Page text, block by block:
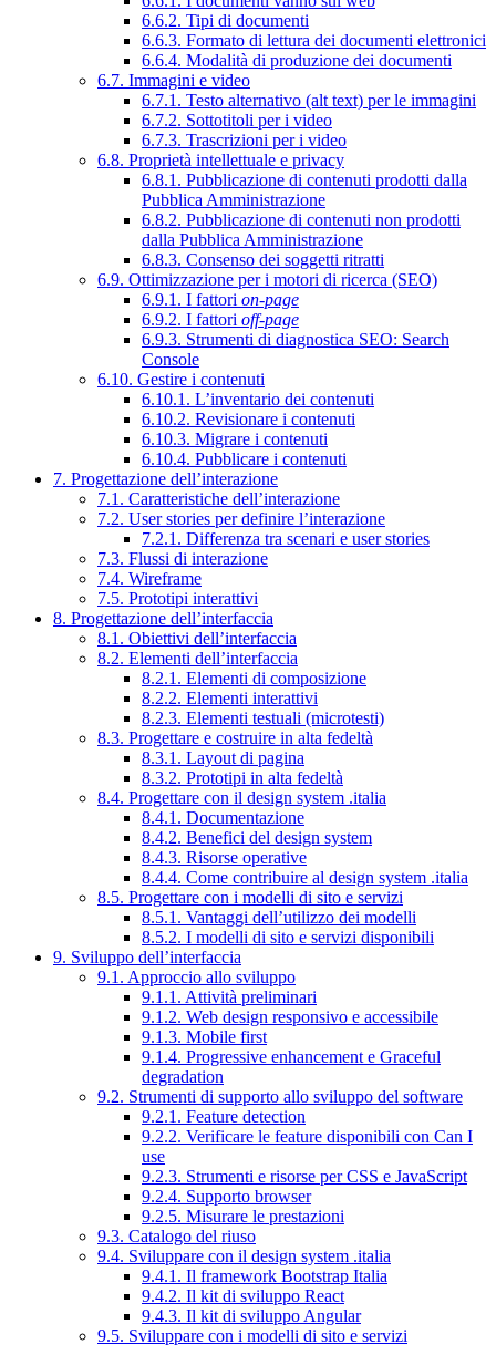
6.6.2. Tipi di documenti
6.6.3. Formato di lettura dei documenti elettronici
6.6.4. Modalità di produzione dei documenti
6.7. Immagini e video
6.7.1. Testo alternativo (alt text) per le immagini
6.7.2. Sottotitoli per i video
6.7.3. Trascrizioni per i video
6.8. Proprietà intellettuale e privacy
6.8.1. Pubblicazione di contenuti prodotti dalla
Pubblica Amministrazione
6.8.2. Pubblicazione di contenuti non prodotti
dalla Pubblica Amministrazione
6.8.3. Consenso dei soggetti ritratti
6.9. Ottimizzazione per i motori di ricerca (SEO)
6.9.1. I fattori on-page
6.9.2. I fattori off-page
6.9.3. Strumenti di diagnostica SEO: Search
Console
6.10. Gestire i contenuti
6.10.1. L’inventario dei contenuti
6.10.2. Revisionare i contenuti
6.10.3. Migrare i contenuti
6.10.4. Pubblicare i contenuti
7. Progettazione dell’interazione
7.1. Caratteristiche dell’interazione
7.2. User stories per definire l’interazione
7.2.1. Differenza tra scenari e user stories
7.3. Flussi di interazione
7.4. Wireframe
7.5. Prototipi interattivi
8. Progettazione dell’interfaccia
8.1. Obiettivi dell’interfaccia
8.2. Elementi dell’interfaccia
8.2.1. Elementi di composizione
8.2.2. Elementi interattivi
8.2.3. Elementi testuali (microtesti)
8.3. Progettare e costruire in alta fedeltà
8.3.1. Layout di pagina
8.3.2. Prototipi in alta fedeltà
8.4. Progettare con il design system .italia
8.4.1. Documentazione
8.4.2. Benefici del design system
8.4.3. Risorse operative
8.4.4. Come contribuire al design system .italia
8.5. Progettare con i modelli di sito e servizi
8.5.1. Vantaggi dell’utilizzo dei modelli
8.5.2. I modelli di sito e servizi disponibili
9. Sviluppo dell’interfaccia
9.1. Approccio allo sviluppo
9.1.1. Attività preliminari
9.1.2. Web design responsivo e accessibile
9.1.3. Mobile first
9.1.4. Progressive enhancement e Graceful
degradation
9.2. Strumenti di supporto allo sviluppo del software
9.2.1. Feature detection
9.2.2. Verificare le feature disponibili con Can I
use
9.2.3. Strumenti e risorse per CSS e JavaScript
9.2.4. Supporto browser
9.2.5. Misurare le prestazioni
9.3. Catalogo del riuso
9.4. Sviluppare con il design system .italia
9.4.1. Il framework Bootstrap Italia
9.4.2. Il kit di sviluppo React
9.4.3. Il kit di sviluppo Angular
9.5. Sviluppare con i modelli di sito e servizi